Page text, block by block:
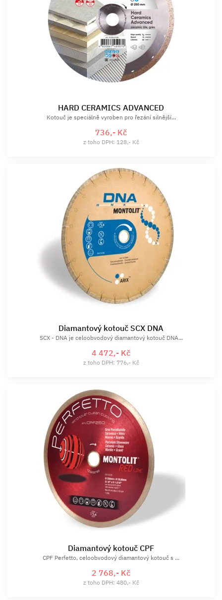
HARD CERAMICS ADVANCED
Kotouč je speciálně vyroben pro řezání silnější...
736,- Kč
z toho DPH: 128,- Kč
Diamantový kotouč SCX DNA
SCX - DNA je celoobvodový diamantový kotouč DNA...
4 472,- Kč
z toho DPH: 776,- Kč
Diamantový kotouč CPF
CPF Perfetto, celoobvodový diamantový kotouč s ...
2 768,- Kč
z toho DPH: 480,- Kč